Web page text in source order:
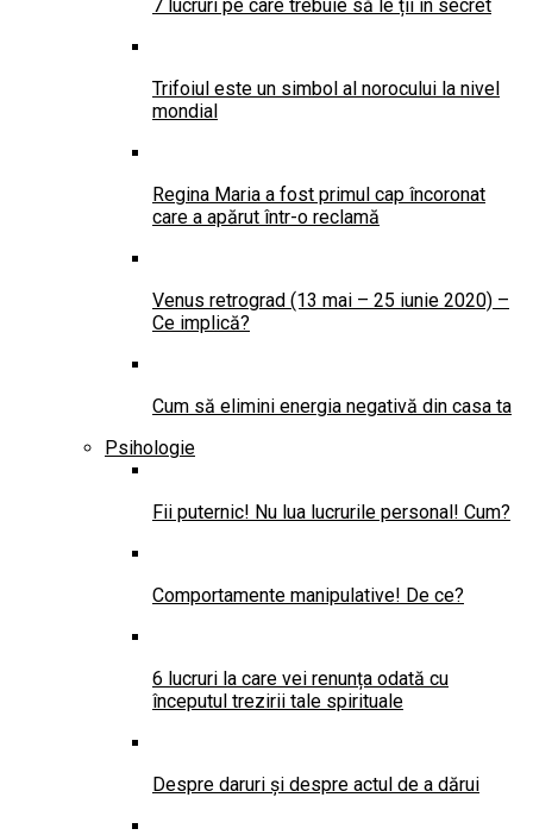
7 lucruri pe care trebuie să le ții în secret
Trifoiul este un simbol al norocului la nivel
mondial
Regina Maria a fost primul cap încoronat
care a apărut într-o reclamă
Venus retrograd (13 mai – 25 iunie 2020) –
Ce implică?
Cum să elimini energia negativă din casa ta
Psihologie
Fii puternic! Nu lua lucrurile personal! Cum?
Comportamente manipulative! De ce?
6 lucruri la care vei renunța odată cu
începutul trezirii tale spirituale
Despre daruri și despre actul de a dărui